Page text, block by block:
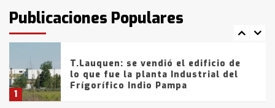
Publicaciones Populares
fueron detenidos por
comercialización de drogas en la
tarde del sábado
1
T.Lauquen: se vendió el edificio de
lo que fue la planta Industrial del
Frígorífico Indio Pampa